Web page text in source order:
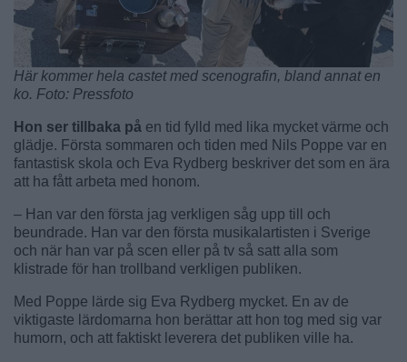
Här kommer hela castet med scenografin, bland annat en
ko. Foto: Pressfoto
Hon ser tillbaka på en tid fylld med lika mycket värme och
glädje. Första sommaren och tiden med Nils Poppe var en
fantastisk skola och Eva Rydberg beskriver det som en ära
att ha fått arbeta med honom.
– Han var den första jag verkligen såg upp till och
beundrade. Han var den första musikalartisten i Sverige
och när han var på scen eller på tv så satt alla som
klistrade för han trollband verkligen publiken.
Med Poppe lärde sig Eva Rydberg mycket. En av de
viktigaste lärdomarna hon berättar att hon tog med sig var
humorn, och att faktiskt leverera det publiken ville ha.